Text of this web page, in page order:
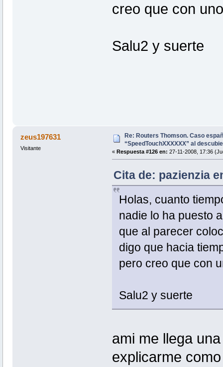
creo que con
Salu2 y suerte
zeus197631
Visitante
Re: Routers Thomson. Caso
“SpeedTouchXXXXXX” al
« Respuesta #126 en: 27-11-2008, 17:36
Cita de: pazienzia
Holas, cuanto
nadie lo ha puesto
que al parecer
digo que hacia
pero creo que con
Salu2 y suerte
ami me llega
explicarme